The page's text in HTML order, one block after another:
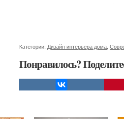
Категории: Дизайн интерьера дома
Понравилось?